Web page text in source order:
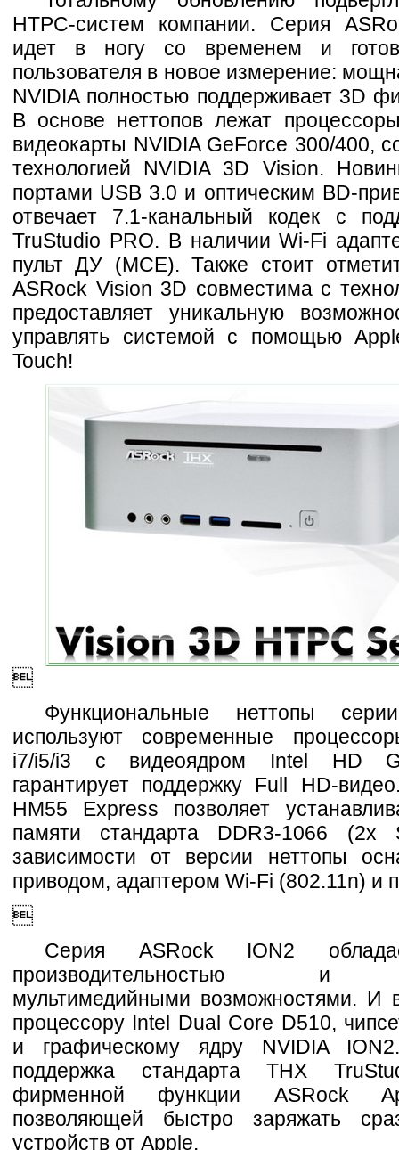
HTPC-систем компании. Серия
идет в ногу со временем и
пользователя в новое измерение:
NVIDIA полностью поддерживает 3D
В основе неттопов лежат
видеокарты NVIDIA GeForce 300/400,
технологией NVIDIA 3D Vision.
портами USB 3.0 и оптическим BD-
отвечает 7.1-канальный кодек с
TruStudio PRO. В наличии Wi-Fi
пульт ДУ (MCE). Также стоит
ASRock Vision 3D совместима с
предоставляет уникальную
управлять системой с помощью
Touch!

Функциональные неттопы
используют современные
i7/i5/i3 с видеоядром Intel HD
гарантирует поддержку Full HD-
HM55 Express позволяет
памяти стандарта DDR3-1066 (2x
зависимости от версии неттопы
приводом, адаптером Wi-Fi (802.11n) и

Серия ASRock ION2
производительностью и
мультимедийными возможностями. И
процессору Intel Dual Core D510,
и графическому ядру NVIDIA
поддержка стандарта THX
фирменной функции ASRock
позволяющей быстро заряжать
устройств от Apple.